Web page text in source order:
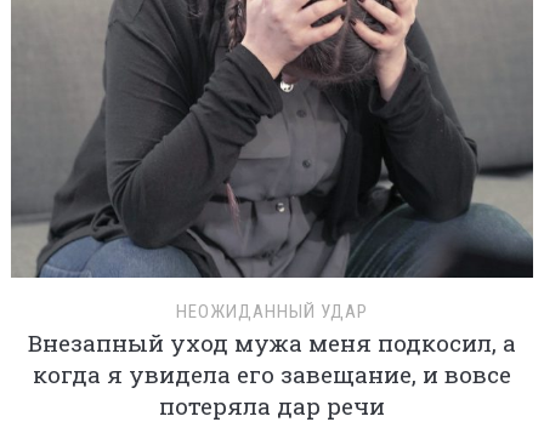
НЕОЖИДАННЫЙ УДАР
Внезапный уход мужа меня подкосил, а
когда я увидела его завещание, и вовсе
потеряла дар речи